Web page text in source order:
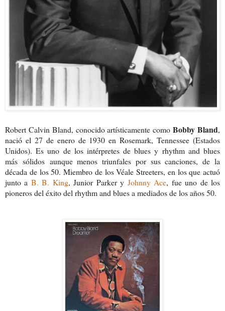
Robert Calvin Bland, conocido artísticamente comoBobby Bland,
nació el 27 de enero de 1930 en Rosemark, Tennessee (Estados
Unidos). Es uno de los intérpretes de blues y rhythm and blues
más sólidos aunque menos triunfales por sus canciones, de la
década de los 50. Miembro de los Véale Streeters, en los que actuó
junto a B. B. King, Junior Parker y Johnny Ace, fue uno de los
pioneros del éxito del rhythm and blues a mediados de los años 50.